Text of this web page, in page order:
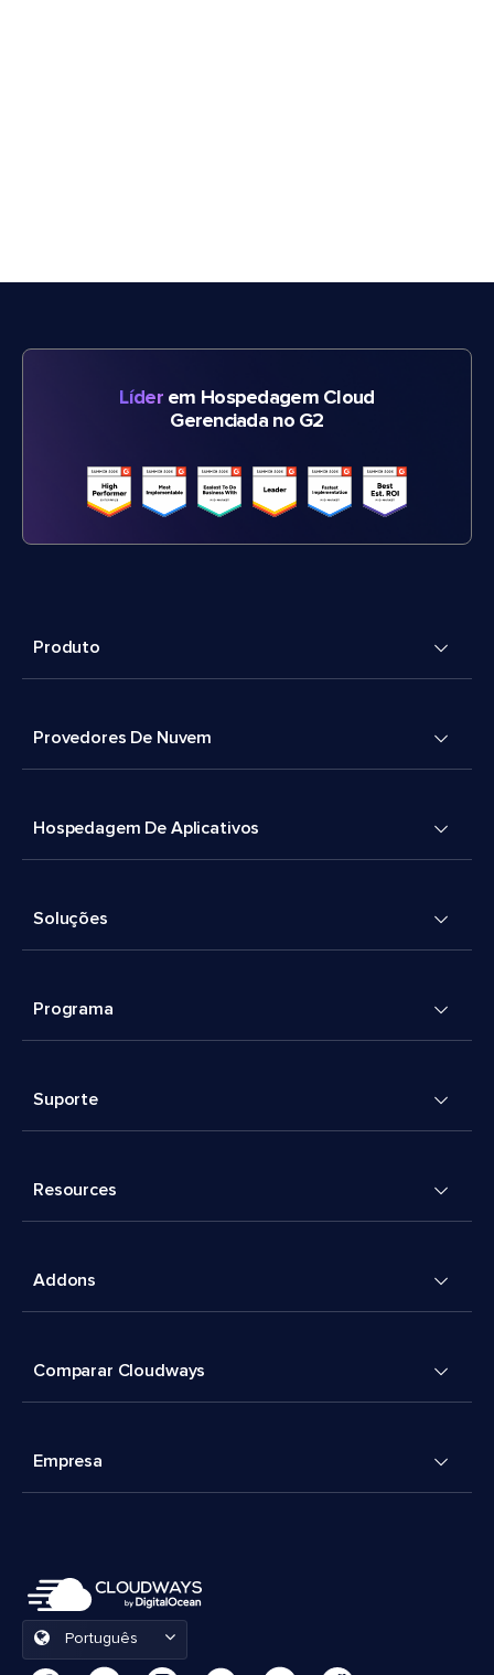
Líderem Hospedagem Cloud
Gerenciada no G2
Produto
Provedores De Nuvem
Hospedagem De Aplicativos
Soluções
Programa
Suporte
Resources
Addons
Comparar Cloudways
Empresa
Português